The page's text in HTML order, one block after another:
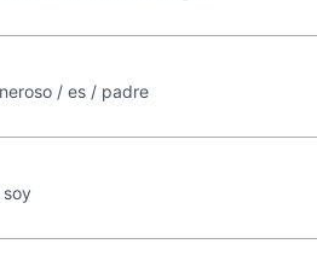
/ es / padre